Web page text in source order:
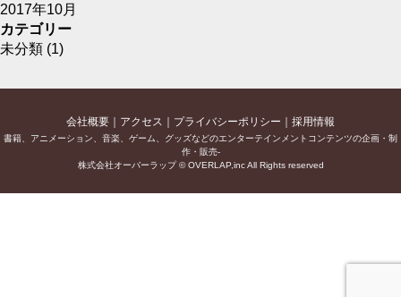
2017年10月
カテゴリー
未分類 (1)
会社概要 アクセス プライバシーポリシー 採用情報
書籍、アニメーション、音楽、ゲーム、グッズなどのエンターテインメントコンテンツの企画・制
作・販売-
株式会社オーバーラップ © OVERLAP,inc All Rights reserved